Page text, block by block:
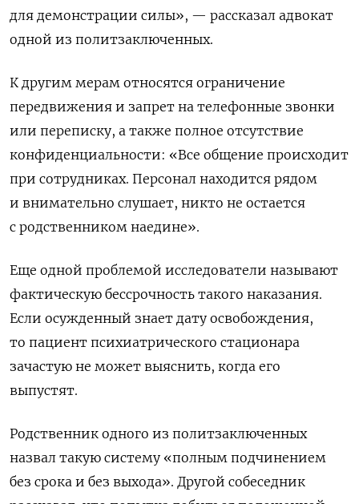
для демонстрации силы», — рассказал адвокат
одной из политзаключенных.
К другим мерам относятся ограничение
передвижения и запрет на телефонные звонки
или переписку, а также полное отсутствие
конфиденциальности: «Все общение происходит
при сотрудниках. Персонал находится рядом
и внимательно слушает, никто не остается
с родственником наедине».
Еще одной проблемой исследователи называют
фактическую бессрочность такого наказания.
Если осужденный знает дату освобождения,
то пациент психиатрического стационара
зачастую не может выяснить, когда его
выпустят.
Родственник одного из политзаключенных
назвал такую систему «полным подчинением
без срока и без выхода». Другой собеседник